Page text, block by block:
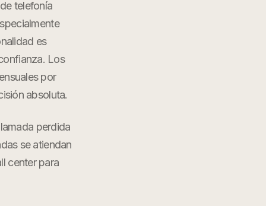
telefonía
es
Los
por
absoluta.
perdida
se atiendan
center para